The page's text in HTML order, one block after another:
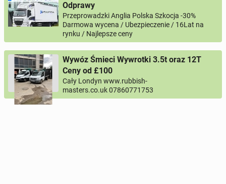
Odprawy
Przeprowadzki Anglia Polska Szkocja -30%
Darmowa wycena / Ubezpieczenie / 16Lat na
rynku / Najlepsze ceny
Wywóz Śmieci Wywrotki 3.5t oraz 12T
Ceny od £100
Cały Londyn www.rubbish-
masters.co.uk 07860771753